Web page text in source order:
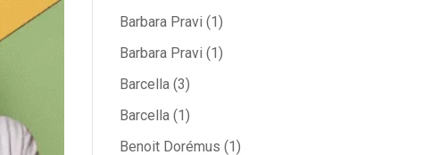
Barbara Pravi (1)
Barbara Pravi (1)
Barcella(3)
Barcella(1)
Benoit Dorémus (1)